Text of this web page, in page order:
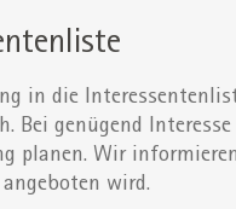
in die
Bei genügend
planen. Wir
wird.